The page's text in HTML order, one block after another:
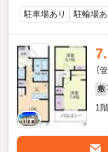
駐車場あり
駐輪場あ
（
敷
1